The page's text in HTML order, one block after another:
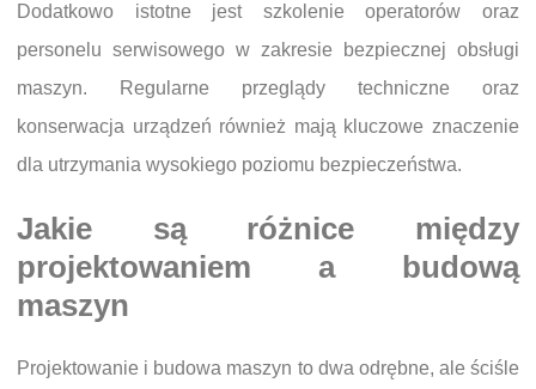
Dodatkowo istotne jest szkolenie operatorów oraz
personelu serwisowego w zakresie bezpiecznej obsługi
maszyn. Regularne przeglądy techniczne oraz
konserwacja urządzeń również mają kluczowe znaczenie
dla utrzymania wysokiego poziomu bezpieczeństwa.
Jakie są różnice między
projektowaniem a budową
maszyn
Projektowanie i budowa maszyn to dwa odrębne, ale ściśle